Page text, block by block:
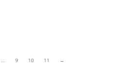
9 10 11 →